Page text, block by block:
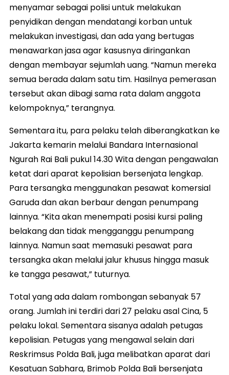
menyamar sebagai polisi untuk melakukan
penyidikan dengan mendatangi korban untuk
melakukan investigasi, dan ada yang bertugas
menawarkan jasa agar kasusnya diringankan
dengan membayar sejumlah uang. “Namun mereka
semua berada dalam satu tim. Hasilnya pemerasan
tersebut akan dibagi sama rata dalam anggota
kelompoknya,” terangnya.
Sementara itu, para pelaku telah diberangkatkan ke
Jakarta kemarin melalui Bandara Internasional
Ngurah Rai Bali pukul 14.30 Wita dengan pengawalan
ketat dari aparat kepolisian bersenjata lengkap.
Para tersangka menggunakan pesawat komersial
Garuda dan akan berbaur dengan penumpang
lainnya. “Kita akan menempati posisi kursi paling
belakang dan tidak mengganggu penumpang
lainnya. Namun saat memasuki pesawat para
tersangka akan melalui jalur khusus hingga masuk
ke tangga pesawat,” tuturnya.
Total yang ada dalam rombongan sebanyak 57
orang. Jumlah ini terdiri dari 27 pelaku asal Cina, 5
pelaku lokal. Sementara sisanya adalah petugas
kepolisian. Petugas yang mengawal selain dari
Reskrimsus Polda Bali, juga melibatkan aparat dari
Kesatuan Sabhara, Brimob Polda Bali bersenjata